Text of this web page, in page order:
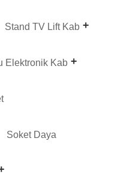
Stand TV Lift Kab
Elektronik Kab
Soket Daya